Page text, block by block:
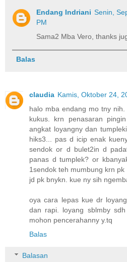
Endang Indriani Senin,
PM
Sama2 Mba Vero, thanks
Balas
claudia Kamis, Oktober 24,
halo mba endang mo tny
kukus. krn penasaran
angkat loyangny dan
hiks3... pas d icip enak
sendok or d bulet2in d
panas d tumplek? or
1sendok teh mumbung krn
jd pk bnykn. kue ny sih
oya cara lepas kue dr
dan rapi. loyang sblmby
mohon pencerahanny y.tq
Balas
Balasan